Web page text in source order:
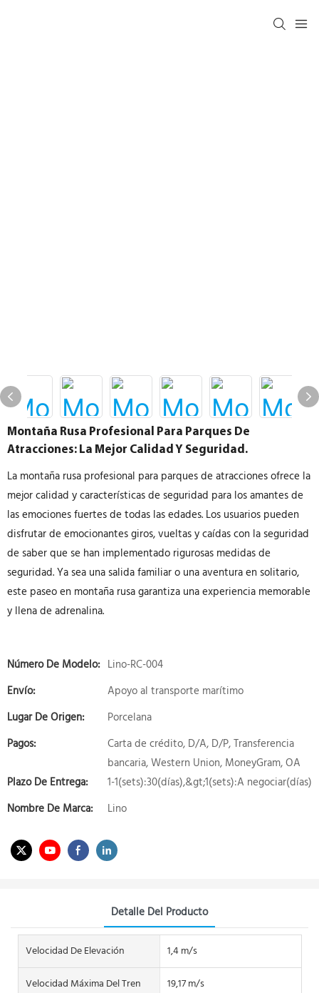
Montaña Rusa Profesional Para Parques De
Atracciones: La Mejor Calidad Y Seguridad.
La montaña rusa profesional para parques de atracciones ofrece la
mejor calidad y características de seguridad para los amantes de
las emociones fuertes de todas las edades. Los usuarios pueden
disfrutar de emocionantes giros, vueltas y caídas con la seguridad
de saber que se han implementado rigurosas medidas de
seguridad. Ya sea una salida familiar o una aventura en solitario,
este paseo en montaña rusa garantiza una experiencia memorable
y llena de adrenalina.
Número De Modelo: Lino-RC-004
Envío:
Apoyo al transporte marítimo
Lugar De Origen:
Porcelana
Pagos:
Carta de crédito, D/A, D/P, Transferencia
bancaria, Western Union, MoneyGram, OA
Plazo De Entrega:
1-1(sets):30(días),&gt;1(sets):A negociar(días)
Nombre De Marca:
Lino
Detalle Del Producto
Velocidad De Elevación
1,4 m/s
Velocidad Máxima Del Tren
19,17 m/s